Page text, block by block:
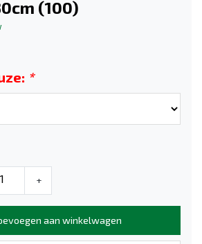
(100)
*
+
aan winkelwagen